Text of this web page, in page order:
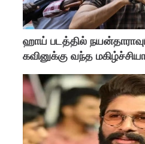
ஹாய் படத்தில்
கவினுக்கு வந்த